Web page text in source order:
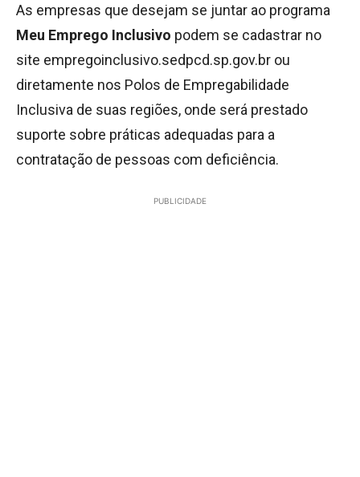
As empresas que desejam se juntar ao programa
Meu Emprego Inclusivo podem se cadastrar no
site empregoinclusivo.sedpcd.sp.gov.br ou
diretamente nos Polos de Empregabilidade
Inclusiva de suas regiões, onde será prestado
suporte sobre práticas adequadas para a
contratação de pessoas com deficiência.
PUBLICIDADE